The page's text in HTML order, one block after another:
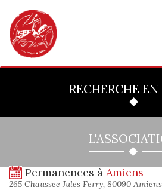
RECHERCHE
Permanences à Amiens
265 Chaussee Jules Ferry, 80090 Amiens